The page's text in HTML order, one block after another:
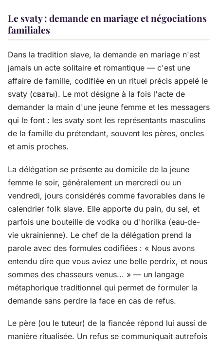
Le svaty : demande en mariage et négociations
familiales
Dans la tradition slave, la demande en mariage n'est
jamais un acte solitaire et romantique — c'est une
affaire de famille, codifiée en un rituel précis appelé le
svaty (сваты). Le mot désigne à la fois l'acte de
demander la main d'une jeune femme et les messagers
qui le font : les svaty sont les représentants masculins
de la famille du prétendant, souvent les pères, oncles
et amis proches.
La délégation se présente au domicile de la jeune
femme le soir, généralement un mercredi ou un
vendredi, jours considérés comme favorables dans le
calendrier folk slave. Elle apporte du pain, du sel, et
parfois une bouteille de vodka ou d'horilka (eau-de-
vie ukrainienne). Le chef de la délégation prend la
parole avec des formules codifiées : « Nous avons
entendu dire que vous aviez une belle perdrix, et nous
sommes des chasseurs venus... » — un langage
métaphorique traditionnel qui permet de formuler la
demande sans perdre la face en cas de refus.
Le père (ou le tuteur) de la fiancée répond lui aussi de
manière ritualisée. Un refus se communiquait autrefois